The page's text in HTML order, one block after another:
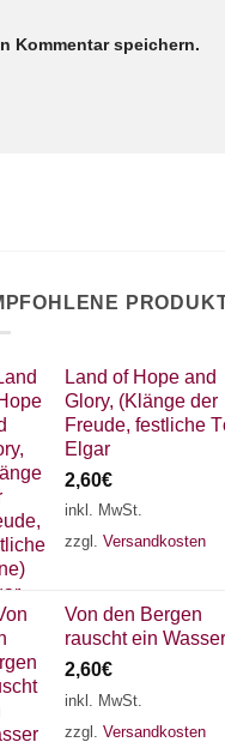
Kommentar speichern.
Land of Hope and
Glory, (Klänge der
Freude, festliche
Elgar
2,60€
inkl. MwSt.
zzgl. Versandkosten
Von den Bergen
rauscht ein Wasser
2,60€
inkl. MwSt.
zzgl. Versandkosten